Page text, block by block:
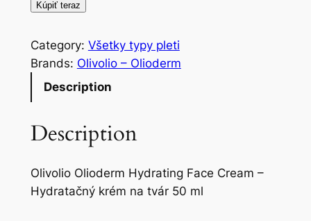
Kúpiť teraz
Category: Všetky typy pleti
Brands: Olivolio – Olioderm
Description
Description
Olivolio Olioderm Hydrating Face Cream –
Hydratačný krém na tvár 50 ml